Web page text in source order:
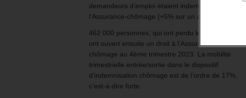
demandeurs d’emploi étaient indemnisées par
l’Assurance-chômage (+5% sur un an).
462 000 personnes, qui ont perdu leur emploi,
ont ouvert ensuite un droit à l’Assurance
chômage au 4ème trimestre 2023. La mobilité
trimestrielle entrée/sortie dans le dispositif
d’indemnisation chômage est de l’ordre de 17%,
c’est-à-dire forte.